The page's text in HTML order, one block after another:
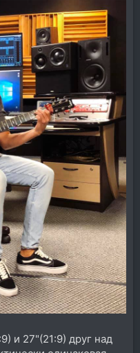
и 27"(21:9) друг над